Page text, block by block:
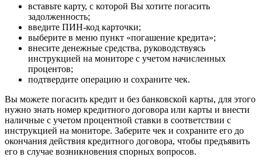
вставьте карту, с которой Вы хотите погасить
задолженность;
введите ПИН-код карточки;
выберите в меню пункт «погашение кредита»;
внесите денежные средства, руководствуясь
инструкцией на мониторе с учетом начисленных
процентов;
подтвердите операцию и сохраните чек.
Вы можете погасить кредит и без банковской карты, для этого
нужно знать номер кредитного договора или карты и внести
наличные с учетом процентной ставки в соответствии с
инструкцией на мониторе. Заберите чек и сохраните его до
окончания действия кредитного договора, чтобы предъявить
его в случае возникновения спорных вопросов.